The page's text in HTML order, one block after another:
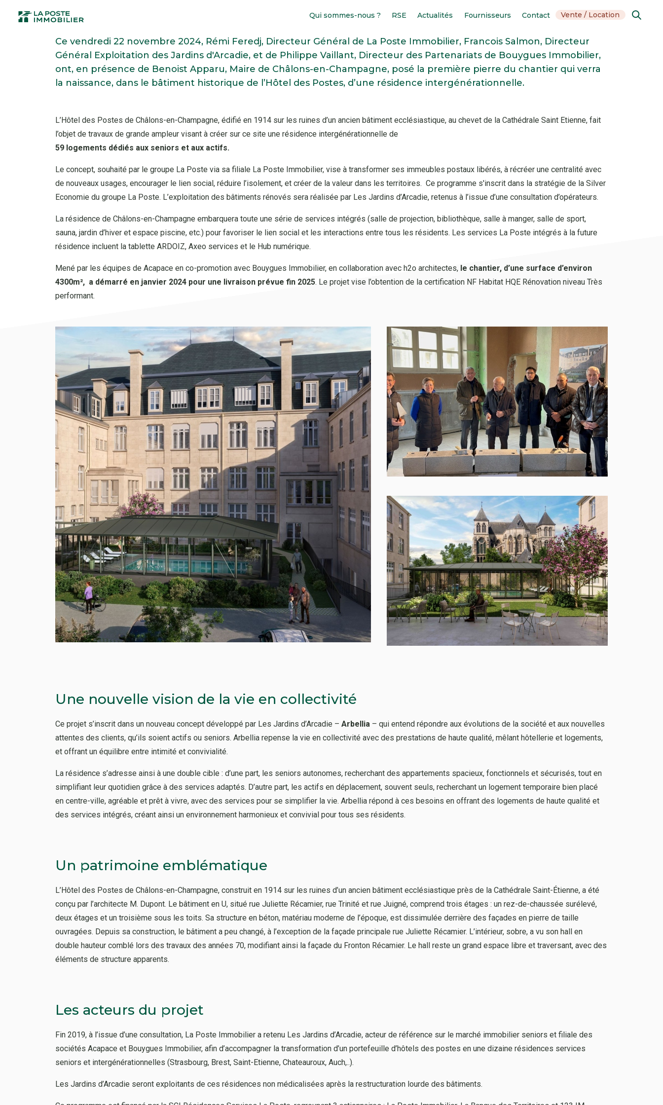
Main
Qui sommes-nous ?
Qui sommes-nous ? Notre ADN
L’immobilier au cœur des territoires
Un parc immobilier unique
Engagement Humain
Organisation
La proximité au service de l’efficacité
Des valeurs au centre de nos actions
RSE Actualités
Actualités Notre actualité
Découvrez les dernières actus de La Poste
Espace presse
Fournisseurs
Fournisseurs Notre politique Achat
Le lien entre le prescripteur et les fournisseurs
Comment devenir fournisseur
Travaillez avec La Poste Immobilier
Contact
Contact Nous contacter Nous rejoindre
Vente / Location
Ce vendredi 22 novembre 2024, Rémi Feredj, Directeur Général de La Poste Immobilier, Francois Salmon, Directeur
Général Exploitation des Jardins d'Arcadie, et de Philippe Vaillant, Directeur des Partenariats de Bouygues Immobilier,
ont, en présence de Benoist Apparu, Maire de Châlons-en-Champagne, posé la première pierre du chantier qui verra
la naissance, dans le bâtiment historique de l’Hôtel des Postes, d’une résidence intergénérationnelle.
L’Hôtel des Postes de Châlons-en-Champagne, édifié en 1914 sur les ruines d’un ancien bâtiment ecclésiastique, au chevet de la Cathédrale Saint Etienne, fait
l’objet de travaux de grande ampleur visant à créer sur ce site une résidence intergénérationnelle de
59 logements dédiés aux seniors et aux actifs.
Le concept, souhaité par le groupe La Poste via sa filiale La Poste Immobilier, vise à transformer ses immeubles postaux libérés, à récréer une centralité avec
de nouveaux usages, encourager le lien social, réduire l’isolement, et créer de la valeur dans les territoires. Ce programme s'inscrit dans la stratégie de la Silver
Economie du groupe La Poste. L’exploitation des bâtiments rénovés sera réalisée par Les Jardins d’Arcadie, retenus à l’issue d’une consultation d’opérateurs.
La résidence de Châlons-en-Champagne embarquera toute une série de services intégrés (salle de projection, bibliothèque, salle à manger, salle de sport,
sauna, jardin d’hiver et espace piscine, etc.) pour favoriser le lien social et les interactions entre tous les résidents. Les services La Poste intégrés à la future
résidence incluent la tablette ARDOIZ, Axeo services et le Hub numérique.
Mené par les équipes de Acapace en co-promotion avec Bouygues Immobilier, en collaboration avec h2o architectes, le chantier, d’une surface d’environ
4300m², a démarré en janvier 2024 pour une livraison prévue fin 2025. Le projet vise l’obtention de la certification NF Habitat HQE Rénovation niveau Très
performant.
Une nouvelle vision de la vie en collectivité
Ce projet s’inscrit dans un nouveau concept développé par Les Jardins d’Arcadie – Arbellia – qui entend répondre aux évolutions de la société et aux nouvelles
attentes des clients, qu’ils soient actifs ou seniors. Arbellia repense la vie en collectivité avec des prestations de haute qualité, mêlant hôtellerie et logements,
et offrant un équilibre entre intimité et convivialité.
La résidence s’adresse ainsi à une double cible : d’une part, les seniors autonomes, recherchant des appartements spacieux, fonctionnels et sécurisés, tout en
simplifiant leur quotidien grâce à des services adaptés. D’autre part, les actifs en déplacement, souvent seuls, recherchant un logement temporaire bien placé
en centre-ville, agréable et prêt à vivre, avec des services pour se simplifier la vie. Arbellia répond à ces besoins en offrant des logements de haute qualité et
des services intégrés, créant ainsi un environnement harmonieux et convivial pour tous ses résidents.
Un patrimoine emblématique
L’Hôtel des Postes de Châlons-en-Champagne, construit en 1914 sur les ruines d’un ancien bâtiment ecclésiastique près de la Cathédrale Saint-Étienne, a été
conçu par l’architecte M. Dupont. Le bâtiment en U, situé rue Juliette Récamier, rue Trinité et rue Juigné, comprend trois étages : un rez-de-chaussée surélevé,
deux étages et un troisième sous les toits. Sa structure en béton, matériau moderne de l’époque, est dissimulée derrière des façades en pierre de taille
ouvragées. Depuis sa construction, le bâtiment a peu changé, à l’exception de la façade principale rue Juliette Récamier. L’intérieur, sobre, a vu son hall en
double hauteur comblé lors des travaux des années 70, modifiant ainsi la façade du Fronton Récamier. Le hall reste un grand espace libre et traversant, avec des
éléments de structure apparents.
Les acteurs du projet
Fin 2019, à l’issue d’une consultation, La Poste Immobilier a retenu Les Jardins d’Arcadie, acteur de référence sur le marché immobilier seniors et filiale des
sociétés Acapace et Bouygues Immobilier, afin d’accompagner la transformation d’un portefeuille d’hôtels des postes en une dizaine résidences services
seniors et intergénérationnelles (Strasbourg, Brest, Saint-Etienne, Chateauroux, Auch,..).
Les Jardins d’Arcadie seront exploitants de ces résidences non médicalisées après la restructuration lourde des bâtiments.